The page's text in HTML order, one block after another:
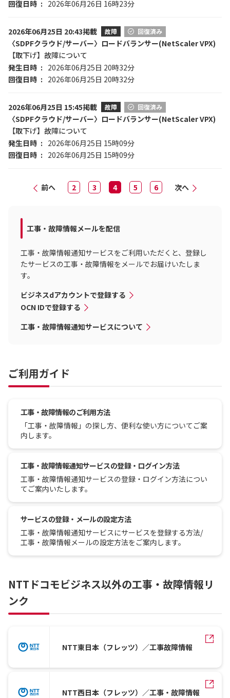
回復日時 2026年06月26日 16時23分
2026年06月25日 20:43掲載 故障 回復済み
〈SDPFクラウド/サーバー〉ロードバランサー(NetScaler VPX)
【取下げ】故障について
発生日時
2026年06月25日 20時32分
回復日時
2026年06月25日 20時32分
2026年06月25日 15:45掲載 故障 回復済み
〈SDPFクラウド/サーバー〉ロードバランサー(NetScaler VPX)
【取下げ】故障について
発生日時
2026年06月25日 15時09分
回復日時
2026年06月25日 15時09分
前へ 2 3 4 5 6 次へ
工事・故障情報メールを配信
工事・故障情報通知サービスをご利用いただくと、登録し
たサービスの工事・故障情報をメールでお届けいたしま
す。
ビジネスdアカウントで登録する
OCN IDで登録する
工事・故障情報通知サービスについて
ご利用ガイド
工事・故障情報のご利用方法
「工事・故障情報」の探し方、便利な使い方についてご案
内します。
工事・故障情報通知サービスの登録・ログイン方法
工事・故障情報通知サービスの登録・ログイン方法につい
てご案内いたします。
サービスの登録・メールの設定方法
工事・故障情報通知サービスにサービスを登録する方法/
工事・故障情報メールの設定方法をご案内します。
NTTドコモビジネス以外の工事・故障情報リ
ンク
NTT東日本（フレッツ）／工事故障情報
NTT西日本（フレッツ）／工事・故障情報